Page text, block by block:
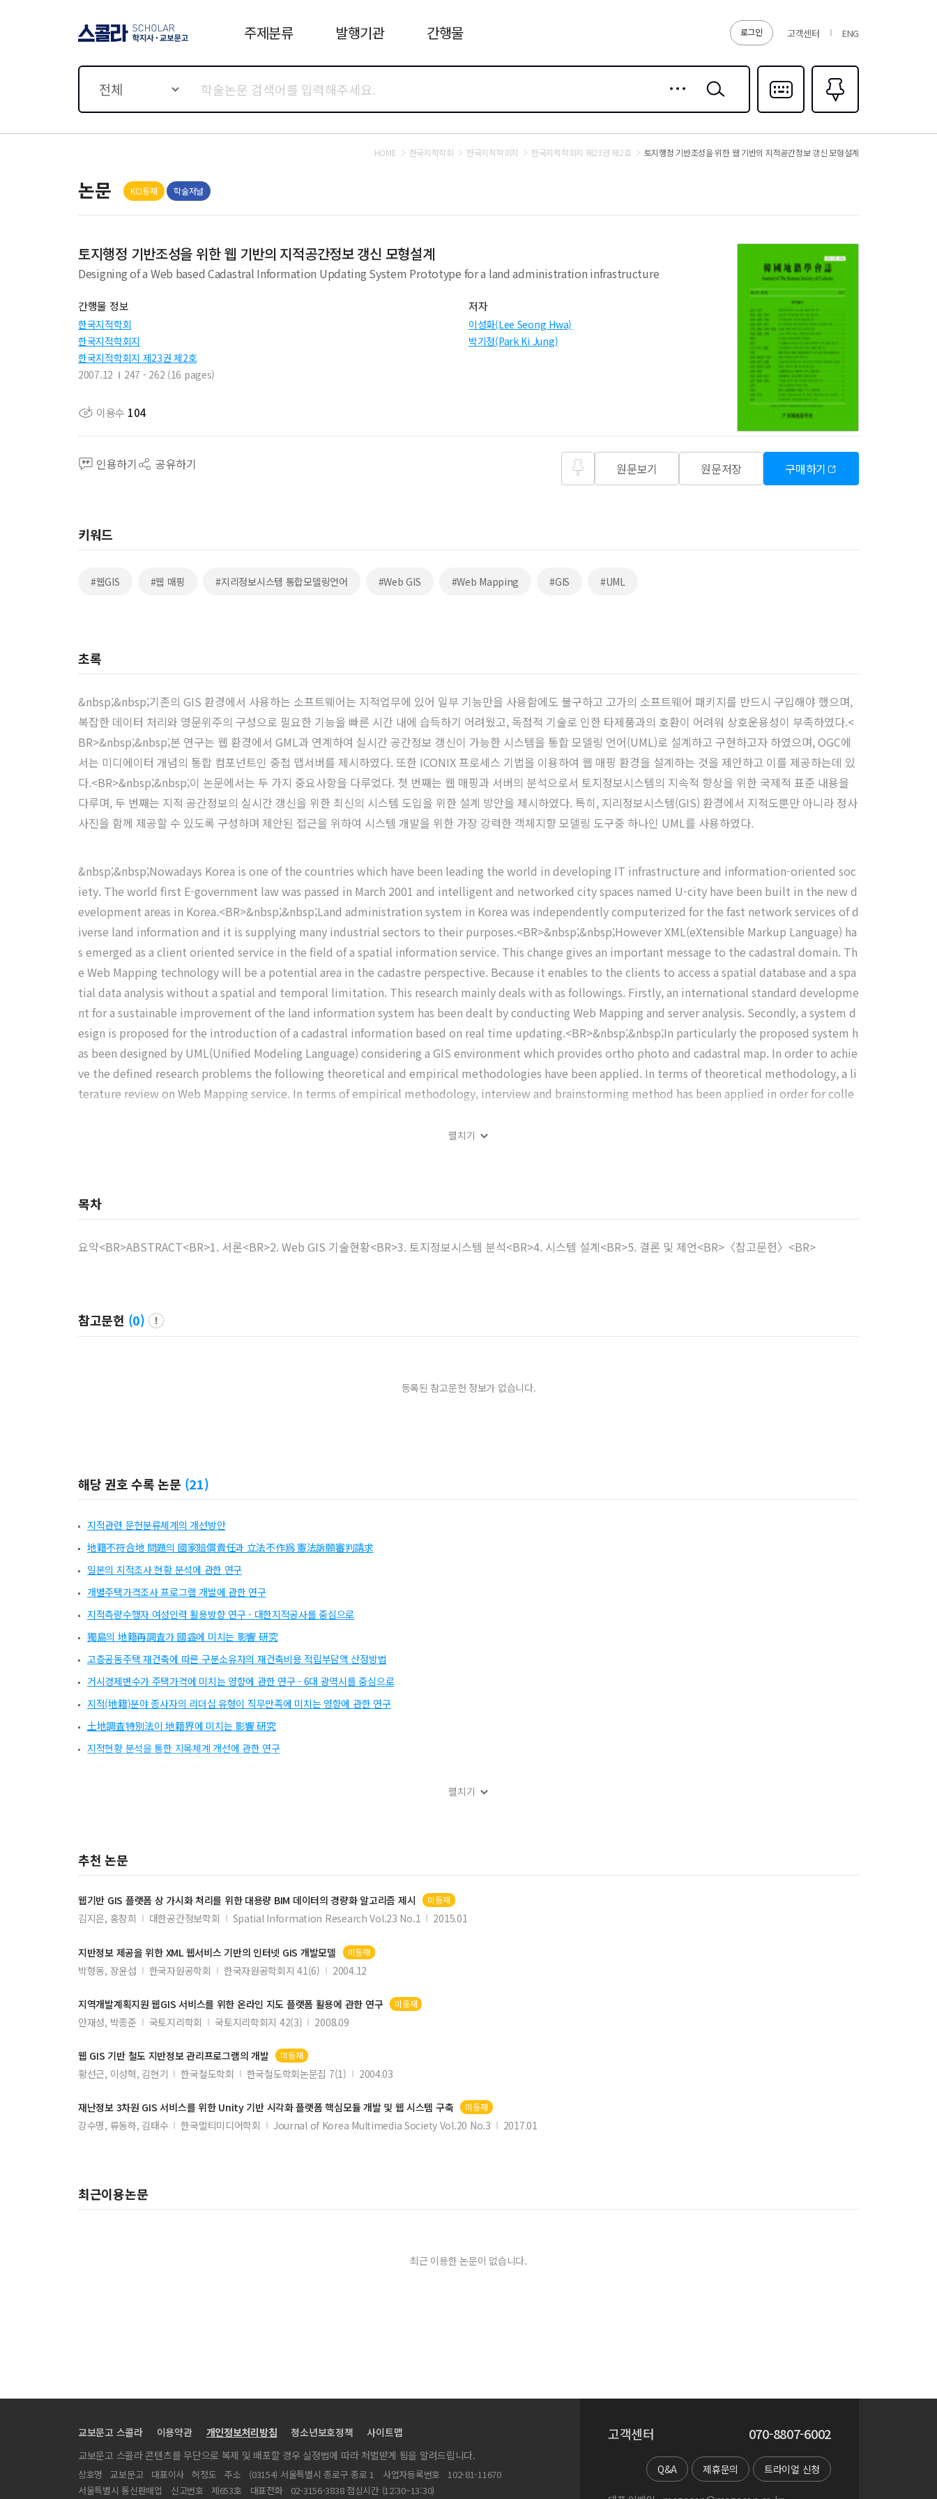
로그인 고객센터 ENG
주제분류 발행기관 간행물
전체
검색
다국어입력
즐겨찾기0
HOME 한국지적학회 한국지적학회지 한국지적학회지 제23권 제2호 토지행정 기반조성을 위한 웹 기반의 지적공간정보 갱신 모형설계
논문 KCI등재 학술저널
토지행정 기반조성을 위한 웹 기반의 지적공간정보 갱신 모형설계
Designing of a Web based Cadastral Information Updating System Prototype for a land administration infrastructure
간행물 정보
한국지적학회
한국지적학회지
한국지적학회지 제23권 제2호
2007.12
247 - 262 (16 pages)
저자
이성화(Lee Seong Hwa)
박기정(Park Ki Jung)
이용수 104
인용하기 공유하기 원문보기 원문저장 구매하기
키워드
#웹GIS #웹 매핑 #지리정보시스템 통합모델링언어 #Web GIS #Web Mapping #GIS #UML
초록
&nbsp;&nbsp;기존의 GIS 환경에서 사용하는 소프트웨어는 지적업무에 있어 일부 기능만을 사용함에도 불구하고 고가의 소프트웨어 패키지를 반드시 구입해야 했으며,
복잡한 데이터 처리와 영문위주의 구성으로 필요한 기능을 빠른 시간 내에 습득하기 어려웠고, 독점적 기술로 인한 타제품과의 호환이 어려워 상호운용성이 부족하였다.<
BR>&nbsp;&nbsp;본 연구는 웹 환경에서 GML과 연계하여 실시간 공간정보 갱신이 가능한 시스템을 통합 모델링 언어(UML)로 설계하고 구현하고자 하였으며, OGC에
서는 미디에이터 개념의 통합 컴포넌트인 중첩 맵서버를 제시하였다. 또한 ICONIX 프로세스 기법을 이용하여 웹 매핑 환경을 설계하는 것을 제안하고 이를 제공하는데 있
다.<BR>&nbsp;&nbsp;이 논문에서는 두 가지 중요사항을 다루었다. 첫 번째는 웹 매핑과 서버의 분석으로서 토지정보시스템의 지속적 향상을 위한 국제적 표준 내용을
다루며, 두 번째는 지적 공간정보의 실시간 갱신을 위한 최신의 시스템 도입을 위한 설계 방안을 제시하였다. 특히, 지리정보시스템(GIS) 환경에서 지적도뿐만 아니라 정사
사진을 함께 제공할 수 있도록 구성하며 제안된 접근을 위하여 시스템 개발을 위한 가장 강력한 객체지향 모델링 도구중 하나인 UML를 사용하였다.
&nbsp;&nbsp;Nowadays Korea is one of the countries which have been leading the world in developing IT infrastructure and information-oriented soc
iety. The world first E-government law was passed in March 2001 and intelligent and networked city spaces named U-city have been built in the new d
evelopment areas in Korea.<BR>&nbsp;&nbsp;Land administration system in Korea was independently computerized for the fast network services of d
iverse land information and it is supplying many industrial sectors to their purposes.<BR>&nbsp;&nbsp;However XML(eXtensible Markup Language) ha
s emerged as a client oriented service in the field of a spatial information service. This change gives an important message to the cadastral domain. Th
e Web Mapping technology will be a potential area in the cadastre perspective. Because it enables to the clients to access a spatial database and a spa
tial data analysis without a spatial and temporal limitation. This research mainly deals with as followings. Firstly, an international standard developme
nt for a sustainable improvement of the land information system has been dealt by conducting Web Mapping and server analysis. Secondly, a system d
esign is proposed for the introduction of a cadastral information based on real time updating.<BR>&nbsp;&nbsp;In particularly the proposed system h
as been designed by UML(Unified Modeling Language) considering a GIS environment which provides ortho photo and cadastral map. In order to achie
ve the defined research problems the following theoretical and empirical methodologies have been applied. In terms of theoretical methodology, a li
terature review on Web Mapping service. In terms of empirical methodology, interview and brainstorming method has been applied in order for colle
펼치기
목차
요약<BR>ABSTRACT<BR>1. 서론<BR>2. Web GIS 기술현황<BR>3. 토지정보시스템 분석<BR>4. 시스템 설계<BR>5. 결론 및 제언<BR>〈참고문헌〉<BR>
참고문헌 (0)
등록된 참고문헌 정보가 없습니다.
해당 권호 수록 논문 (21)
지적관련 문헌분류체계의 개선방안
地籍不符合地 問題의 國家賠償責任과 立法不作爲 憲法訴願審判請求
일본의 지적조사 현황 분석에 관한 연구
개별주택가격조사 프로그램 개발에 관한 연구
지적측량수행자 여성인력 활용방향 연구 - 대한지적공사를 중심으로
獨島의 地籍再調査가 國益에 미치는 影響 硏究
고층공동주택 재건축에 따른 구분소유자의 재건축비용 적립부담액 산정방법
거시경제변수가 주택가격에 미치는 영향에 관한 연구 - 6대 광역시를 중심으로
지적(地籍)분야 종사자의 리더십 유형이 직무만족에 미치는 영향에 관한 연구
土地調査特別法이 地籍界에 미치는 影響 硏究
지적현황 분석을 통한 지목체계 개선에 관한 연구
효율적인 지적재조사를 위한 측량 방법 연구
GIS를 이용한 연속지적도 오류검증 방안
필지기준매칭을 위한 중앙점기반 회전매칭 알고리즘의 개발
大韓地籍公社 支社長業務의 革新方案 硏究
학회정관 외
펼치기
추천 논문
웹기반 GIS 플랫폼 상 가시화 처리를 위한 대용량 BIM 데이터의 경량화 알고리즘 제시 미등재
김지은, 홍창희 대한공간정보학회 Spatial Information Research Vol.23 No.1 2015.01
지반정보 제공을 위한 XML 웹서비스 기반의 인터넷 GIS 개발모델 미등재
박형동, 장윤섭 한국자원공학회 한국자원공학회지 41(6) 2004.12
지역개발계획지원웹GIS 서비스를 위한 온라인 지도 플랫폼 활용에 관한 연구 미등재
안재성, 박종준 국토지리학회 국토지리학회지 42(3) 2008.09
웹 GIS 기반 철도 지반정보 관리프로그램의 개발 미등재
황선근, 이성혁, 김현기 한국철도학회 한국철도학회논문집 7(1) 2004.03
재난정보 3차원 GIS 서비스를 위한 Unity 기반 시각화 플랫폼 핵심모듈 개발 및 웹 시스템 구축 미등재
강수명, 류동하, 김태수 한국멀티미디어학회 Journal of Korea Multimedia Society Vol.20 No.3 2017.01
최근이용논문
최근 이용한 논문이 없습니다.
교보문고 스콜라 이용약관 개인정보처리방침 청소년보호정책
사이트맵
교보문고 스콜라 콘텐츠를 무단으로 복제 및 배포할 경우 실정법에 따라 처벌받게 됨을 알려드립니다.
상호명 교보문고 대표이사 허정도 주소 (03154) 서울특별시 종로구 종로 1 사업자등록번호
102-81-11670
서울특별시 통신판매업
신고번호 제653호 대표전화 02-3156-3838 점심시간 (12:30~13:30)
고객센터 070-8807-6002
Q&A 제휴문의 트라이얼 신청